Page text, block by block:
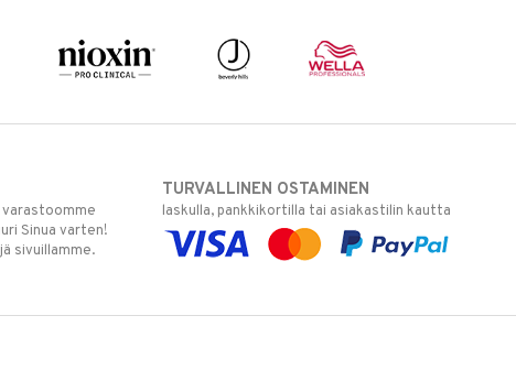
Sinua varten!
sivuillamme.
TURVALLINEN OSTAMINEN
laskulla, pankkikortilla tai asiakastilin kautta